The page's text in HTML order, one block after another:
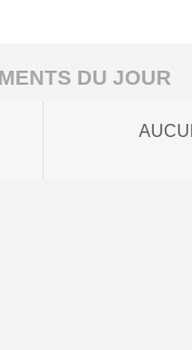
DU JOUR